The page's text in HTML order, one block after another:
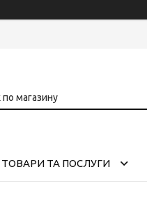
ТОВАРИ ТА ПОСЛУГИ